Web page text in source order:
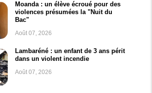
Moanda : un élève écroué pour des
violences présumées la "Nuit du
Bac"
Août 07, 2026
Lambaréné : un enfant de 3 ans périt
dans un violent incendie
Août 07, 2026